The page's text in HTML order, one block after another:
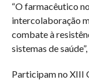
“O farmacêutico
intercolaboração
combate à
sistemas de
Participam no XIII